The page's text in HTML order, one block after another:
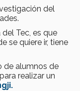
del
Tec, es que
se quiere ir, tiene
de alumnos de
realizar un